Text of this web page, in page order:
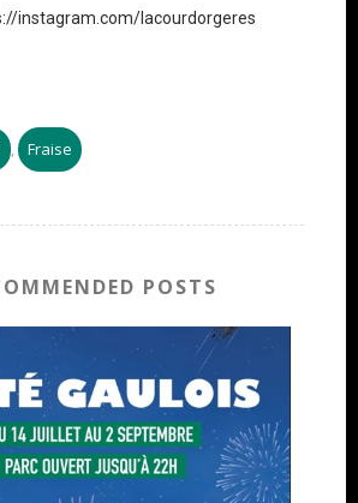
instagram.com/lacourdorgeres
, Fraise
POSTS